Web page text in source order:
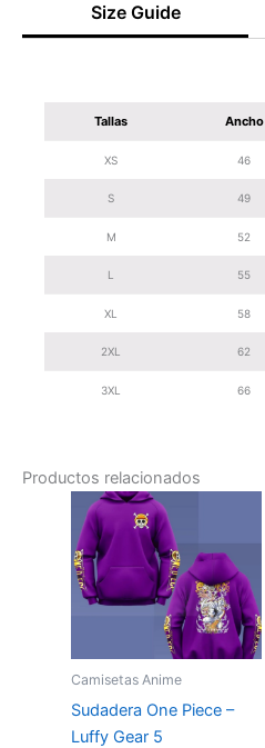
Size Guide
Tallas Ancho
XS 46
S 49
M 52
L 55
XL 58
2XL 62
3XL 66
Productos relacionados
Camisetas Anime
Sudadera One Piece –
Luffy Gear 5
producto
tiene
múltiples
variantes.
Las
opciones
se
pueden